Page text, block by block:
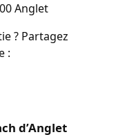
Anglet
? Partagez
:
d’Anglet